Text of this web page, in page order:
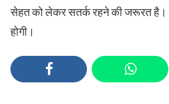
सेहत को लेकर सतर्क रहने की जरूरत
होगी।